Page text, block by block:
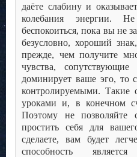
даёте слабину и
колебания энергии.
беспокоиться, пока вы не
безусловно, хороший
прежде, чем получите
чувства,
доминирует ваше эго, то
контролируемыми. Такие
уроками и, в конечном
Поэтому не позволяйте
простить себя для
сделаете, вам будет
способность